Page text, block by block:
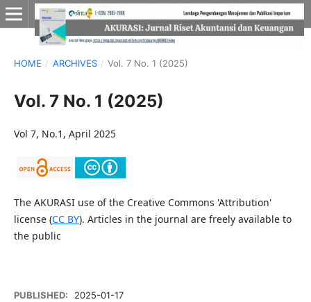
HOME / ARCHIVES / Vol. 7 No. 1 (2025)
Vol. 7 No. 1 (2025)
Vol 7, No.1, April 2025
The AKURASI use of the Creative Commons 'Attribution'
license (CC BY). Articles in the journal are freely available to
the public
PUBLISHED: 2025-01-17